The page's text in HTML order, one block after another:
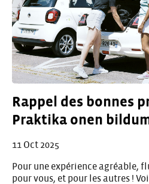
Rappel des bonnes
Praktika onen
11 Oct 2025
Pour une expérience agréable,
pour vous, et pour les autres !